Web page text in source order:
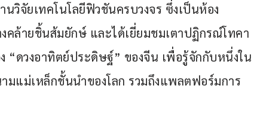
วิจัยเทคโนโลยีฟิวชันครบวงจร ซึ่งเป็นห้อง
ล้ายชิ้นส้มยักษ์ และได้เยี่ยมชมเตาปฏิกรณ์โทคา
“ดวงอาทิตย์ประดิษฐ์” ของจีน เพื่อรู้จักกับหนึ่งใน
แม่เหล็กชั้นนำของโลก รวมถึงแพลตฟอร์มการ